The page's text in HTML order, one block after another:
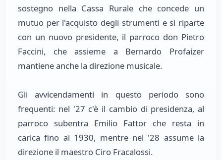
sostegno nella Cassa Rurale che concede un
mutuo per l'acquisto degli strumenti e si riparte
con un nuovo presidente, il parroco don Pietro
Faccini, che assieme a Bernardo Profaizer
mantiene anche la direzione musicale.
Gli avvicendamenti in questo periodo sono
frequenti: nel '27 c'è il cambio di presidenza, al
parroco subentra Emilio Fattor che resta in
carica fino al 1930, mentre nel '28 assume la
direzione il maestro Ciro Fracalossi.